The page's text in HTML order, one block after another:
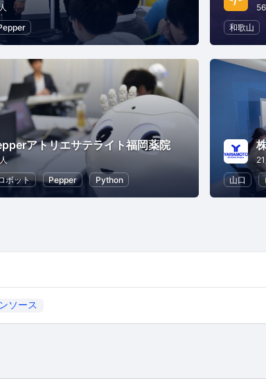
和歌山
アトリエサテライト福岡薬院
ボット Pepper Python
山口
ソース